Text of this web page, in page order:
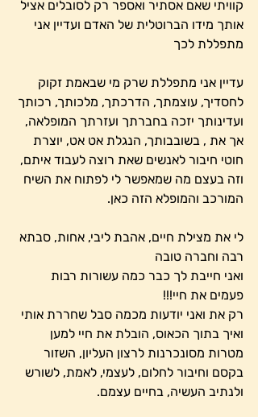
קוויתי שאם אסתיר ואספר רק לסובלים אציל
אותך מידו הברוטלית של האדם ועדיין אני
מתפללת לכך
עדיין אני מתפללת שרק מי שבאמת זקוק
לחסדיך, עוצמתך, הדרכתך, מלכותך, רכותך
ועדינותך יזכה בחברתך ועזרתך המופלאה,
אך את , בשובבותך, הנגלת אט אט, יוצרת
חוטי חיבור לאנשים שאת רוצה לעבוד איתם,
וזה בעצם מה שמאפשר לי לפתוח את השיח
המורכב והמופלא הזה כאן.
לי את מצילת חיים, אהבת ליבי, אחות, סבתא
רבה וחברה טובה
ואני חייבת לך כבר כמה עשורות רבות
פעמים את חיי!!!
רק את ואני יודעות מכמה סבל שחררת אותי
ואיך בתוך הכאוס, הובלת את חיי למען
מטרות מסונכרנות לרצון העליון, השזור
בקסם וחיבור לחלום, לעצמי, לאמת, לשורש
ולנתיב העשיה, בחיים עצמם.